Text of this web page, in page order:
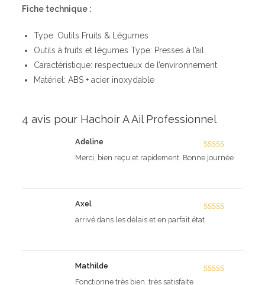
Fiche technique :
Type: Outils Fruits & Légumes
Outils à fruits et légumes Type: Presses à l’ail
Caractéristique: respectueux de l’environnement
Matériel: ABS + acier inoxydable
4 avis pour Hachoir A Ail Professionnel
Note5sur 5
Adeline
Merci, bien reçu et rapidement. Bonne journée
Note
Axel
arrivé dans les délais et en parfait état
Mathilde
Fonctionne très bien. très satisfaite